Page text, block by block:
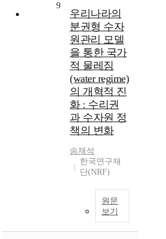
9
우리나라의
분권형 수자
원관리 모델
을 통한 국가
적 물레짐
(water regime)
의 개혁적 진
화 : 수리권
과 수자원 정
책의 변화
송재석
한국연구재
단(NRF)
원문
보기